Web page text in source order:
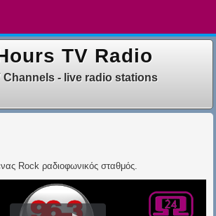
TV Radio
Channels - live radio stations
Rock ραδιοφωνικός σταθμός.